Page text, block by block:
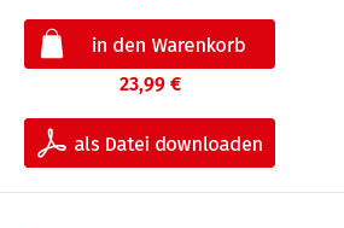
23,99 €